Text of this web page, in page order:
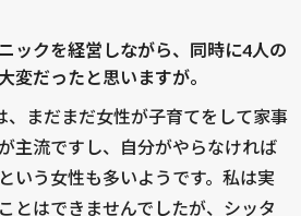
ックを経営しながら、同時に4人の
変だったと思いますが。
、まだまだ女性が子育てをして家事
主流ですし、自分がやらなければ
いう女性も多いようです。私は実
とはできませんでしたが、シッタ